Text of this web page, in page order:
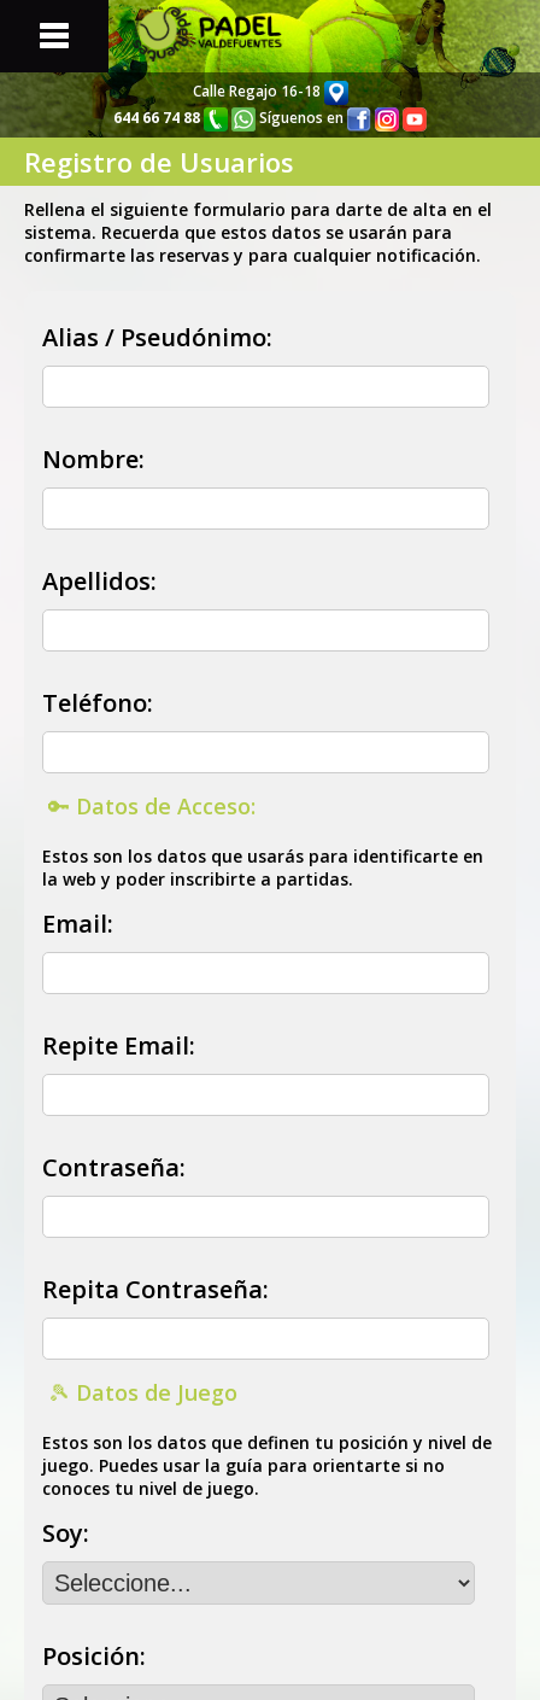
Calle Regajo 16-18
644 66 74 88
Síguenos en
PortadaWeb
Pistas y PartidasDisponibles
Listado deJugadores
Noticias yActualidad
Registro de Usuarios
Rellena el siguiente formulario para darte de alta en el
sistema. Recuerda que estos datos se usarán para
confirmarte las reservas y para cualquier notificación.
Alias / Pseudónimo:
Nombre:
Apellidos:
Teléfono:
🔑 Datos de Acceso:
Estos son los datos que usarás para identificarte en
la web y poder inscribirte a partidas.
Email:
Repite Email:
Contraseña:
Repita Contraseña:
🎾 Datos de Juego
Estos son los datos que definen tu posición y nivel de
juego. Puedes usar la guía para orientarte si no
conoces tu nivel de juego.
Soy:
Posición: